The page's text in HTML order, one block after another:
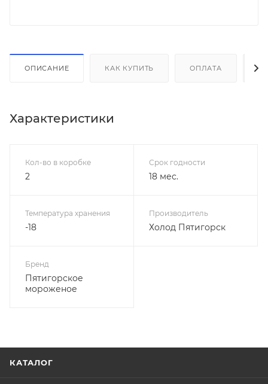
ОПИСАНИЕ КАК КУПИТЬ ОПЛАТА
Характеристики
Кол-во в коробке
2
Срок годности
18 мес.
Температура хранения
-18
Производитель
Холод Пятигорск
Бренд
Пятигорское
мороженое
КАТАЛОГ